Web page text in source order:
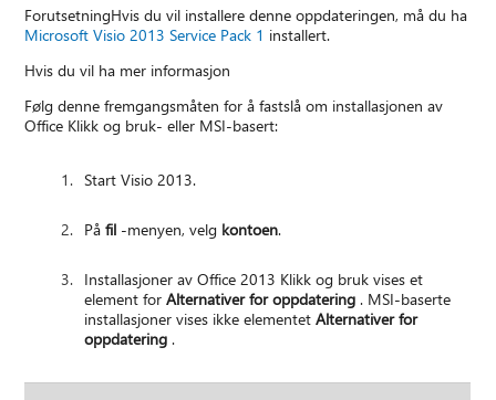
ForutsetningHvis du vil installere denne oppdateringen, må du ha
Microsoft Visio 2013 Service Pack 1 installert.
Hvis du vil ha mer informasjon
Følg denne fremgangsmåten for å fastslå om installasjonen av
Office Klikk og bruk- eller MSI-basert:
Start Visio 2013.
Påfil -menyen, velg kontoen.
Installasjoner av Office 2013 Klikk og bruk vises et
element forAlternativer for oppdatering . MSI-baserte
installasjoner vises ikke elementetAlternativer for
oppdatering .